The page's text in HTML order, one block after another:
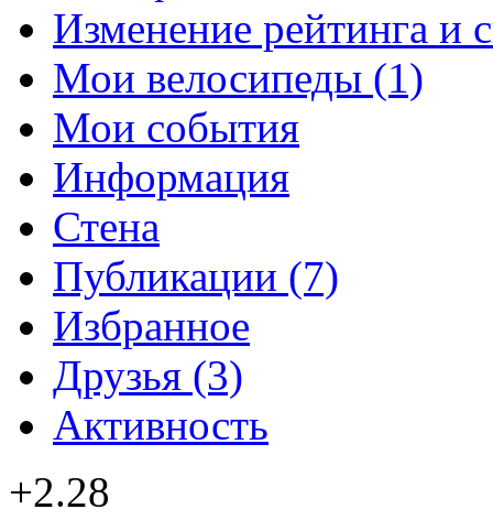
Изменение рейтинга и
Мои велосипеды (1)
Мои события
Информация
Стена
Публикации (7)
Избранное
Друзья (3)
Активность
+2.28